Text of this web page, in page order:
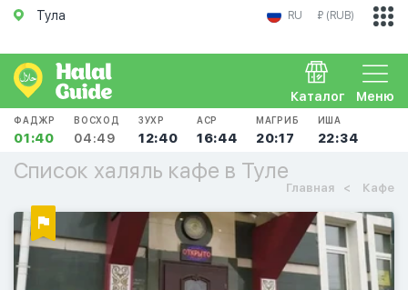
Тула RU ₽ (RUB)
Меню
Каталог
ФАДЖР
01:40
ВОСХОД
04:49
ЗУХР
12:40
АСР
16:44
МАГРИБ
20:17
ИША
22:34
Список халяль кафе в Туле
Главная Кафе